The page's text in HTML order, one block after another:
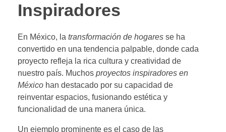
Inspiradores
En México, la transformación de hogares se ha
convertido en una tendencia palpable, donde cada
proyecto refleja la rica cultura y creatividad de
nuestro país. Muchos proyectos inspiradores en
México han destacado por su capacidad de
reinventar espacios, fusionando estética y
funcionalidad de una manera única.
Un ejemplo prominente es el caso de las